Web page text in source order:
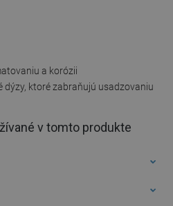
a korózii
dýzy, ktoré zabraňujú usadzovaniu
v tomto produkte